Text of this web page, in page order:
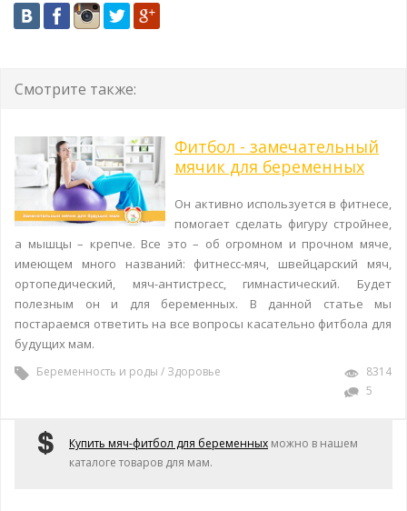
Смотрите также:
Фитбол - замечательный
мячик для беременных
Он активно используется в фитнесе,
помогает сделать фигуру стройнее,
а мышцы – крепче. Все это – об огромном и прочном мяче,
имеющем много названий: фитнесс-мяч, швейцарский мяч,
ортопедический, мяч-антистресс, гимнастический. Будет
полезным он и для беременных. В данной статье мы
постараемся ответить на все вопросы касательно фитбола для
будущих мам.
Беременность и роды / Здоровье
8314
5
Купить мяч-фитбол для беременных можно в нашем
каталоге товаров для мам.